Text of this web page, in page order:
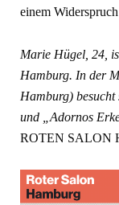
einem
Marie Hügel, 24,
Hamburg. In der
Hamburg)
und „Adornos
ROTEN SALON